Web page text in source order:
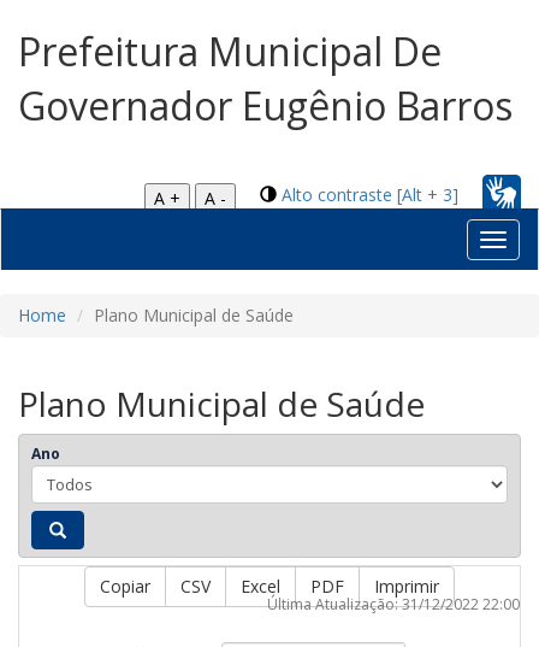
Prefeitura Municipal De
Governador Eugênio Barros
Alto contraste [Alt + 3]
A +
A -
Home Plano Municipal de Saúde
Plano Municipal de Saúde
Ano
Copiar CSV Excel PDF Imprimir
Última Atualização: 31/12/2022 22:00